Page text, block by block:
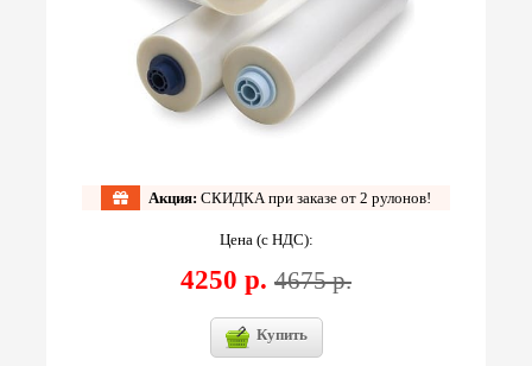
Акция: СКИДКА при заказе от 2 рулонов!
Цена (с НДС):
4250 р. 4675 р.
Купить